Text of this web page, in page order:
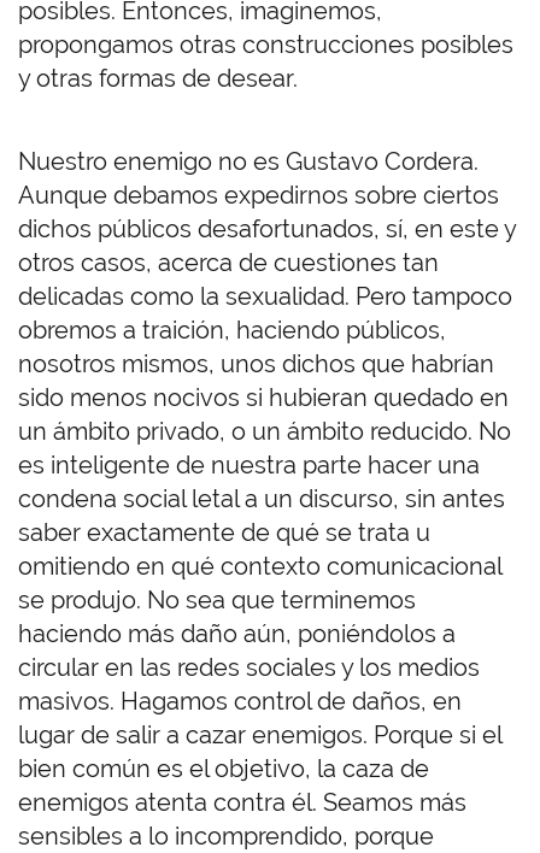
posibles. Entonces, imaginemos,
propongamos otras construcciones posibles
y otras formas de desear.
Nuestro enemigo no es Gustavo Cordera.
Aunque debamos expedirnos sobre ciertos
dichos públicos desafortunados, sí, en este y
otros casos, acerca de cuestiones tan
delicadas como la sexualidad. Pero tampoco
obremos a traición, haciendo públicos,
nosotros mismos, unos dichos que habrían
sido menos nocivos si hubieran quedado en
un ámbito privado, o un ámbito reducido. No
es inteligente de nuestra parte hacer una
condena social letal a un discurso, sin antes
saber exactamente de qué se trata u
omitiendo en qué contexto comunicacional
se produjo. No sea que terminemos
haciendo más daño aún, poniéndolos a
circular en las redes sociales y los medios
masivos. Hagamos control de daños, en
lugar de salir a cazar enemigos. Porque si el
bien común es el objetivo, la caza de
enemigos atenta contra él. Seamos más
sensibles a lo incomprendido, porque